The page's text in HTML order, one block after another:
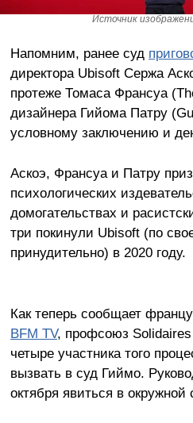
Источник
Напомним, ранее суд
директора Ubisoft Сержа
протеже Томаса Франсуа
дизайнера Гийома Патру
условному заключению и
Аскоэ, Франсуа и Патру
психологических
домогательствах и
три покинули Ubisoft (по
принудительно) в 2020 году.
Как теперь сообщает
BFM TV, профсоюз
четыре участника того
вызвать в суд Гиймо.
октября явиться в